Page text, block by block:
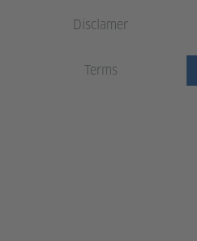
Disclamer
Terms